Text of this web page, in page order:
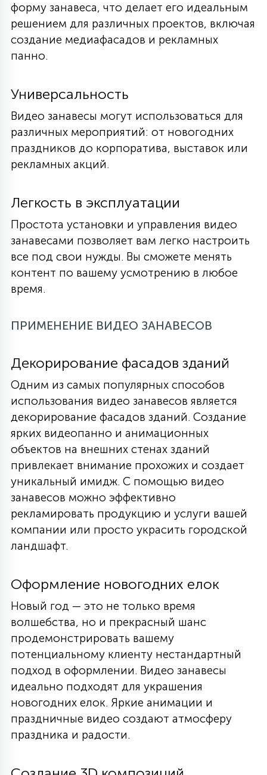
форму занавеса, что делает его идеальным
решением для различных проектов, включая
создание медиафасадов и рекламных
панно.
Универсальность
Видео занавесы могут использоваться для
различных мероприятий: от новогодних
праздников до корпоратива, выставок или
рекламных акций.
Легкость в эксплуатации
Простота установки и управления видео
занавесами позволяет вам легко настроить
все под свои нужды. Вы сможете менять
контент по вашему усмотрению в любое
время.
ПРИМЕНЕНИЕ ВИДЕО ЗАНАВЕСОВ
Декорирование фасадов зданий
Одним из самых популярных способов
использования видео занавесов является
декорирование фасадов зданий. Создание
ярких видеопанно и анимационных
объектов на внешних стенах зданий
привлекает внимание прохожих и создает
уникальный имидж. С помощью видео
занавесов можно эффективно
рекламировать продукцию и услуги вашей
компании или просто украсить городской
ландшафт.
Оформление новогодних елок
Новый год — это не только время
волшебства, но и прекрасный шанс
продемонстрировать вашему
потенциальному клиенту нестандартный
подход в оформлении. Видео занавесы
идеально подходят для украшения
новогодних елок. Яркие анимации и
праздничные видео создают атмосферу
праздника и радости.